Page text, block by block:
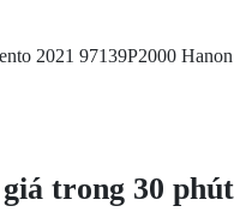
2021 97139P2000 Hanon
trong 30 phút